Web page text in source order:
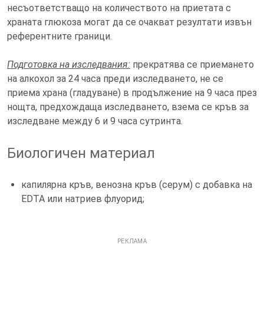
несъответстващо на количеството на приетата с
храната глюкоза могат да се очакват резултати извън
референтните граници.
Подготовка на изследвания: прекратява се приемането
на алкохол за 24 часа преди изследването, не се
приема храна (гладуване) в продължение на 9 часа през
нощта, предхождаща изследването, взема се кръв за
изследване между 6 и 9 часа сутринта.
Биологичен материал
капилярна кръв, венозна кръв (серум) с добавка на
EDTA или натриев флуорид;
РЕКЛАМА